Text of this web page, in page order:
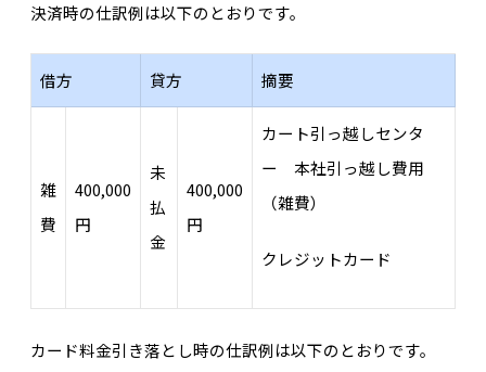
決済時の仕訳例は以下のとおりです。
借方 貸方 摘要
雑
費
400,000
円
未
払
金
400,000
円
カート引っ越しセンタ
ー 本社引っ越し費用
（雑費）
クレジットカード
カード料金引き落とし時の仕訳例は以下のとおりです。